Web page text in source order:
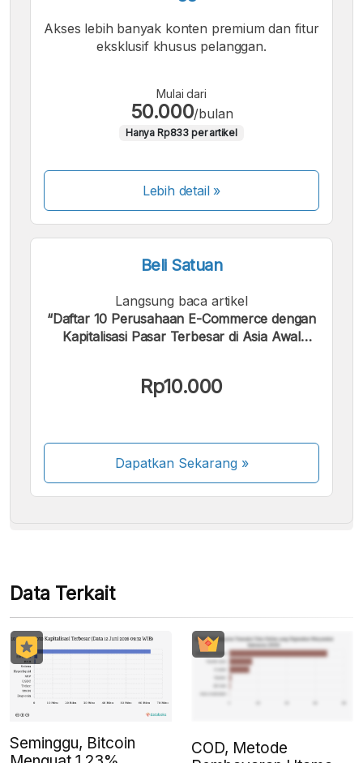
Akses lebih banyak konten premium dan fitur
eksklusif khusus pelanggan.
Mulai dari
50.000/bulan
Hanya Rp833 per artikel
Lebih detail »
Beli Satuan
Langsung baca artikel
“Daftar 10 Perusahaan E-Commerce dengan
Kapitalisasi Pasar Terbesar di Asia Awal
Rp10.000
Dapatkan Sekarang»
Beberapa metode pembayaran masih dalam
Data Terkait
Seminggu, Bitcoin
COD, Metode